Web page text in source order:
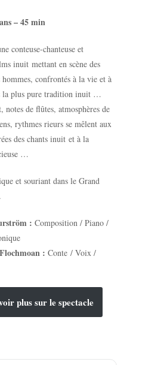
– 45 min
conteuse-chanteuse et
inuit mettant en scène des
confrontés à la vie et à
la plus pure tradition inuit …
notes de flûtes, atmosphères de
rythmes rieurs se mêlent aux
des chants inuit et à la
…
et souriant dans le Grand
: Composition / Piano /
: Conte / Voix /
plus sur le spectacle